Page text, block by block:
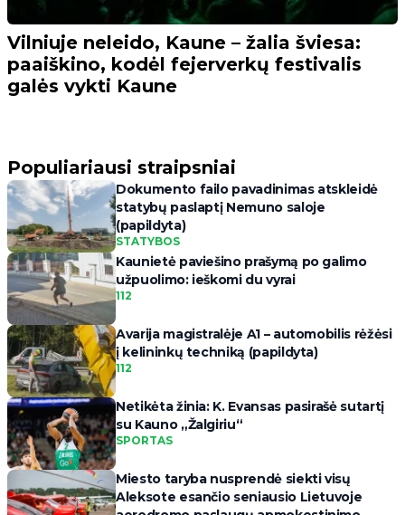
Vilniuje neleido, Kaune – žalia šviesa:
paaiškino, kodėl fejerverkų festivalis
galės vykti Kaune
Populiariausi straipsniai
Dokumento failo pavadinimas atskleidė
statybų paslaptį Nemuno saloje
(papildyta)
STATYBOS
Kaunietė paviešino prašymą po galimo
užpuolimo: ieškomi du vyrai
112
Avarija magistralėje A1 – automobilis rėžėsi
į kelininkų techniką (papildyta)
112
Netikėta žinia: K. Evansas pasirašė sutartį
su Kauno „Žalgiriu“
SPORTAS
Miesto taryba nusprendė siekti visų
Aleksote esančio seniausio Lietuvoje